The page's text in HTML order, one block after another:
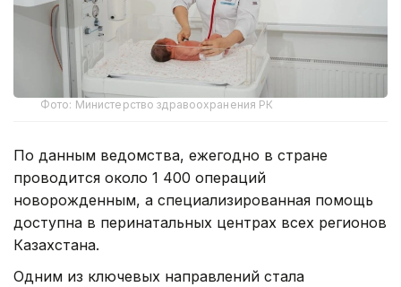
Фото: Министерство здравоохранения РК
По данным ведомства, ежегодно в стране
проводится около 1 400 операций
новорожденным, а специализированная помощь
доступна в перинатальных центрах всех регионов
Казахстана.
Одним из ключевых направлений стала